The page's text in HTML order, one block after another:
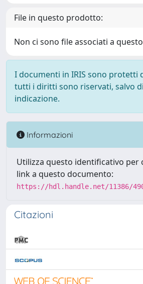
File in questo prodotto:
Non ci sono file associati a
I documenti in IRIS sono protetti
tutti i diritti sono riservati, salvo
indicazione.
Informazioni
Utilizza questo identificativo per
link a questo documento:
https://hdl.handle.net/11386/
Citazioni